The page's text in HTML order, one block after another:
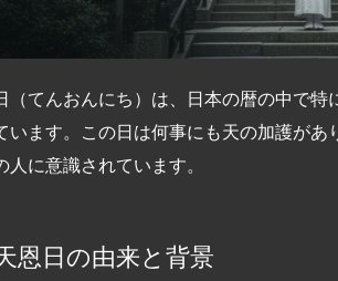
（てんおんにち）は、日本の暦の中で
います。この日は何事にも天の加護が
人に意識されています。
恩日の由来と背景